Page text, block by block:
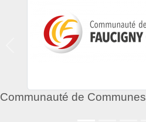
Communauté de
Précedent